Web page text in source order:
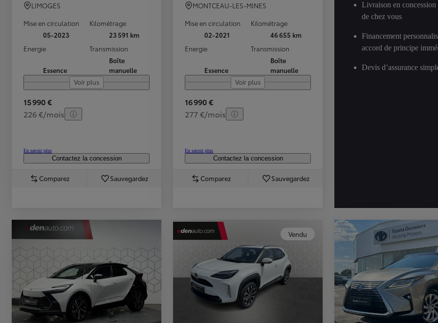
TOYOTA C-HR
HYBRIDE OU HYBRIDE RECHARGEABLE
LIMOGES
Mise en circulation
05-2023
Kilométrage
23 591 km
Energie
Essence
Transmission
Boîte
manuelle
Voir plus
15 990 €
226 €/mois
En savoir plus
Contactez la concession
Comparez Sauvegardez
MONTCEAU-LES-MINES
Mise en circulation
02-2021
Kilométrage
46 655 km
Energie
Essence
Transmission
Boîte
manuelle
Voir plus
16 990 €
277 €/mois
En savoir plus
Contactez la concession
Comparez Sauvegardez
Livraison en concession
de chez vous
Financement
accord de principe
Devis d’assurance
Vendu